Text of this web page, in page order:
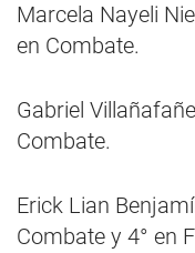
Marcela Nayeli
en Combate.
Gabriel
Combate.
Erick Lian
Combate y 4° en